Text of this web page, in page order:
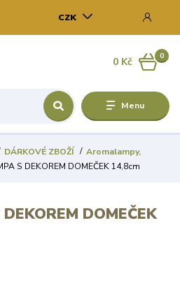
Menu
CZK
0
0 Kč
DÁRKOVÉ ZBOŽÍ
Aromalampy,
S DEKOREM DOMEČEK 14,8cm
DOMEČEK